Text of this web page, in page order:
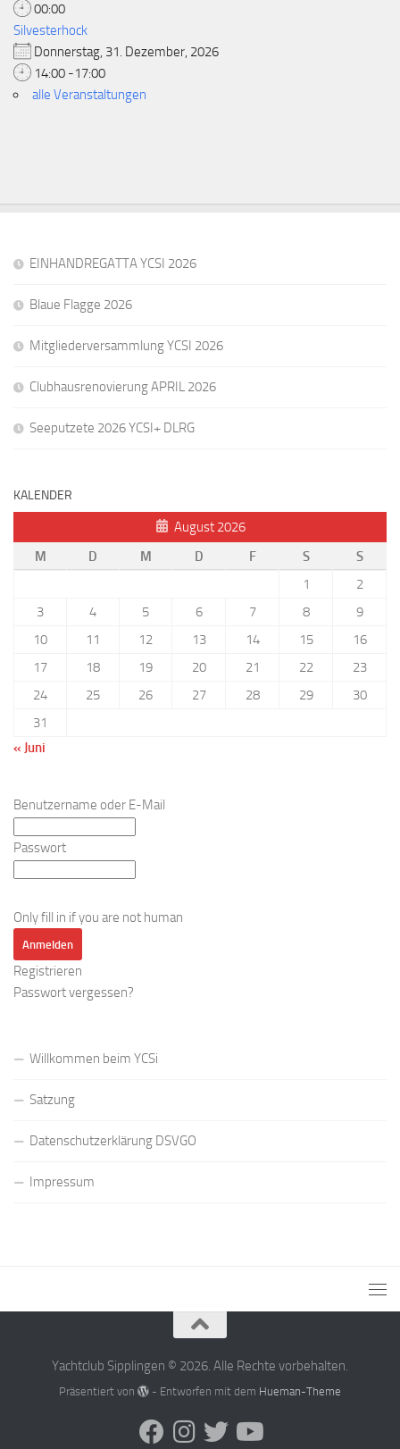
00:00
Silvesterhock
Donnerstag, 31. Dezember, 2026
14:00 -17:00
alle Veranstaltungen
EINHANDREGATTA YCSI 2026
Blaue Flagge 2026
Mitgliederversammlung YCSI 2026
Clubhausrenovierung APRIL 2026
Seeputzete 2026 YCSI+ DLRG
KALENDER
August 2026
M
D M D F S
S
1
2
3
4 5 6 7 8
9
10
11 12 13 14 15
16
17
18 19 20 21 22
23
24
25 26 27 28 29
30
31
« Juni
Benutzername oder E-Mail
Passwort
Only fill in if you are not human
Registrieren
Passwort vergessen?
Willkommen beim YCSi
Satzung
Datenschutzerklärung DSVGO
Impressum
Yachtclub Sipplingen © 2026. Alle Rechte vorbehalten.
Präsentiert von - Entworfen mit dem Hueman-Theme